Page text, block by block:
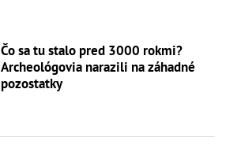
Čo sa tu stalo pred 3000 rokmi?
Archeológovia narazili na záhadné
pozostatky